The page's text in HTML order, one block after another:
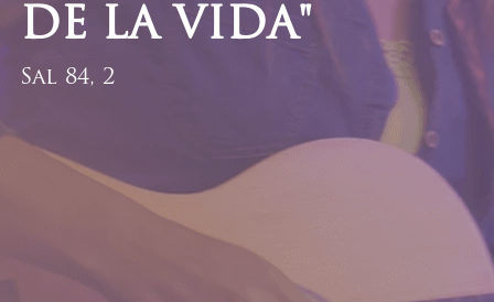
DE LA VIDA"
Sal 84, 2